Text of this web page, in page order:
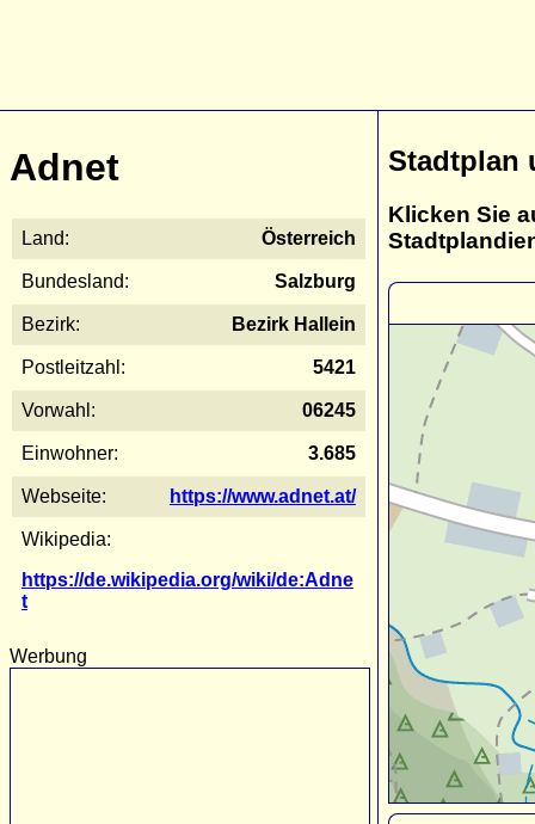
Adnet
Land: Österreich
Bundesland: Salzburg
Bezirk: Bezirk Hallein
Postleitzahl: 5421
Vorwahl: 06245
Einwohner: 3.685
Webseite: https://www.adnet.at/
Wikipedia:
https://de.wikipedia.org/wiki/de:Adne
t
Werbung
Stadtplan
Klicken Sie